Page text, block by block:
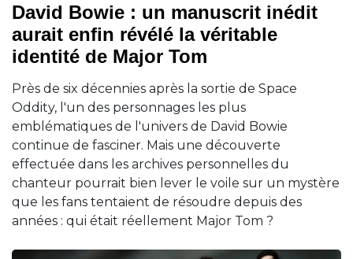
David Bowie : un manuscrit inédit
aurait enfin révélé la véritable
identité de Major Tom
Près de six décennies après la sortie de Space
Oddity, l'un des personnages les plus
emblématiques de l'univers de David Bowie
continue de fasciner. Mais une découverte
effectuée dans les archives personnelles du
chanteur pourrait bien lever le voile sur un mystère
que les fans tentaient de résoudre depuis des
années : qui était réellement Major Tom ?